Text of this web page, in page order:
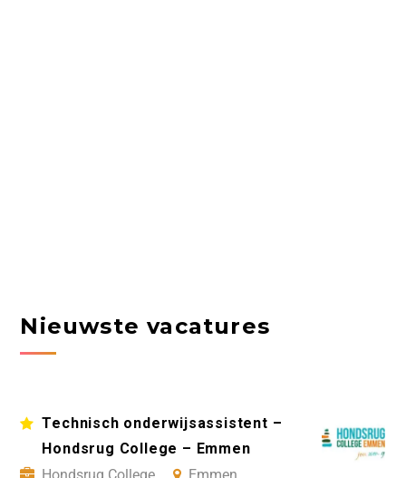
Nieuwste vacatures
Technisch onderwijsassistent –
Hondsrug College – Emmen